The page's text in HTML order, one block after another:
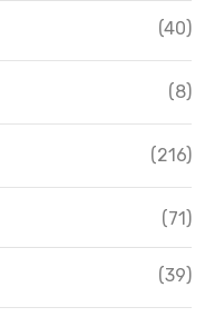
(40)
(8)
(216)
(71)
(39)